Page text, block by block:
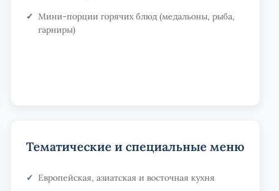
Мини-порции горячих блюд (медальоны, рыба,
гарниры)
Тематические и специальные меню
Европейская, азиатская и восточная кухня